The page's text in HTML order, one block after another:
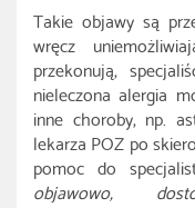
Takie objawy są
wręcz
przekonują,
nieleczona alergia
inne choroby, np.
lekarza POZ po
pomoc do
objawowo,